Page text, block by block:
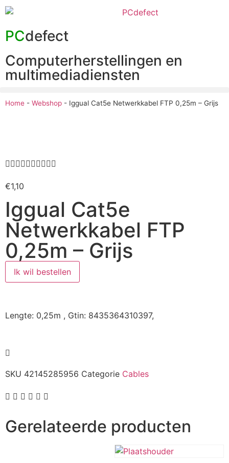
PCdefect
Computerherstellingen en
multimediadiensten
Home - Webshop - Iggual Cat5e Netwerkkabel FTP 0,25m – Grijs

€1,10
Iggual Cat5e
Netwerkkabel FTP
0,25m – Grijs
Ik wil bestellen
Lengte: 0,25m , Gtin: 8435364310397,
SKU 42145285956 Categorie Cables
Gerelateerde producten